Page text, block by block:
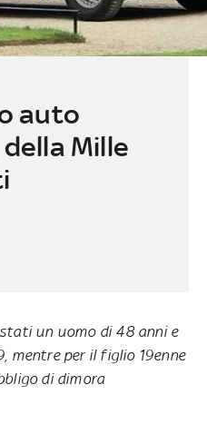
auto
Mille
un uomo di 48 anni e
mentre per il figlio 19enne
di dimora